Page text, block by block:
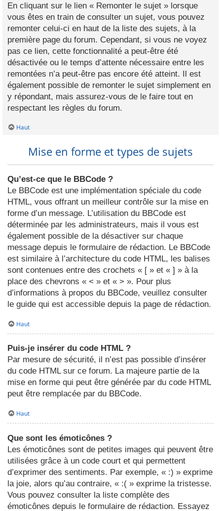
En cliquant sur le lien « Remonter le sujet » lorsque
vous êtes en train de consulter un sujet, vous pouvez
remonter celui-ci en haut de la liste des sujets, à la
première page du forum. Cependant, si vous ne voyez
pas ce lien, cette fonctionnalité a peut-être été
désactivée ou le temps d’attente nécessaire entre les
remontées n’a peut-être pas encore été atteint. Il est
également possible de remonter le sujet simplement en
y répondant, mais assurez-vous de le faire tout en
respectant les règles du forum.
Haut
Mise en forme et types de sujets
Qu’est-ce que le BBCode ?
Le BBCode est une implémentation spéciale du code
HTML, vous offrant un meilleur contrôle sur la mise en
forme d’un message. L’utilisation du BBCode est
déterminée par les administrateurs, mais il vous est
également possible de la désactiver sur chaque
message depuis le formulaire de rédaction. Le BBCode
est similaire à l’architecture du code HTML, les balises
sont contenues entre des crochets « [ » et « ] » à la
place des chevrons « < » et « > ». Pour plus
d’informations à propos du BBCode, veuillez consulter
le guide qui est accessible depuis la page de rédaction.
Haut
Puis-je insérer du code HTML ?
Par mesure de sécurité, il n’est pas possible d’insérer
du code HTML sur ce forum. La majeure partie de la
mise en forme qui peut être générée par du code HTML
peut être remplacée par du BBCode.
Haut
Que sont les émoticônes ?
Les émoticônes sont de petites images qui peuvent être
utilisées grâce à un code court et qui permettent
d’exprimer des sentiments. Par exemple, « :) » exprime
la joie, alors qu’au contraire, « :( » exprime la tristesse.
Vous pouvez consulter la liste complète des
émoticônes depuis le formulaire de rédaction. Essayez